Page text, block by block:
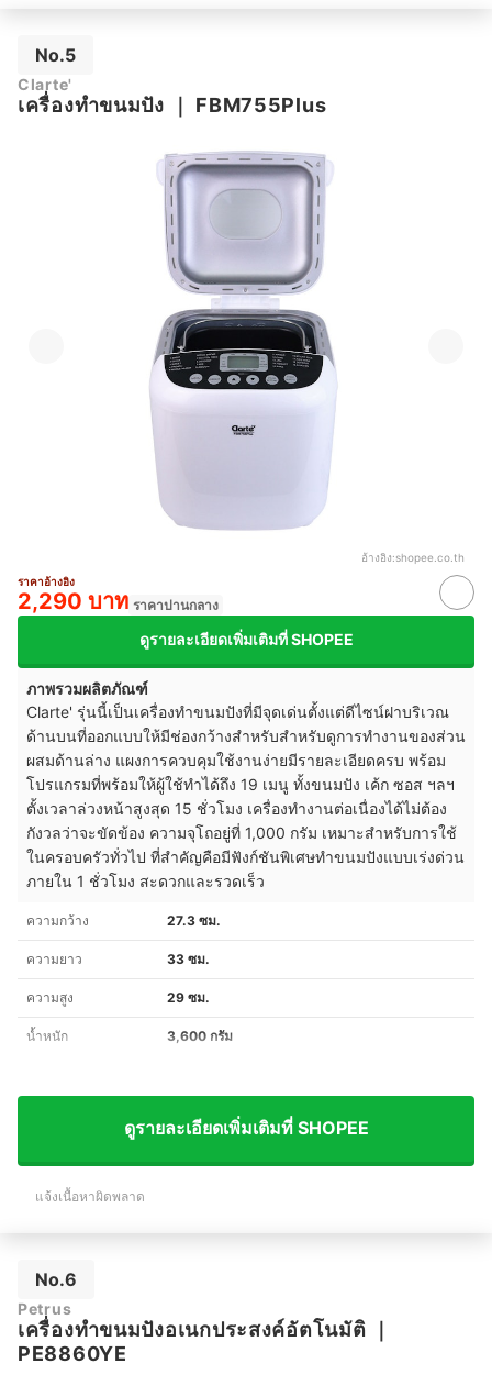
No.5
Clarte'
เครื่องทำขนมปัง FBM755Plus
อ้างอิง:shopee.co.th
ราคาอ้างอิง
2,290 บาท ราคาปานกลาง
ดูรายละเอียดเพิ่มเติมที่ SHOPEE
ภาพรวมผลิตภัณฑ์
Clarte' รุ่นนี้เป็นเครื่องทำขนมปังที่มีจุดเด่นตั้งแต่ดีไซน์ฝาบริเวณ
ด้านบนที่ออกแบบให้มีช่องกว้างสำหรับสำหรับดูการทำงานของส่วน
ผสมด้านล่าง แผงการควบคุมใช้งานง่ายมีรายละเอียดครบ พร้อม
โปรแกรมที่พร้อมให้ผู้ใช้ทำได้ถึง 19 เมนู ทั้งขนมปัง เค้ก ซอส ฯลฯ
ตั้งเวลาล่วงหน้าสูงสุด 15 ชั่วโมง เครื่องทำงานต่อเนื่องได้ไม่ต้อง
กังวลว่าจะขัดข้อง ความจุโถอยู่ที่ 1,000 กรัม เหมาะสำหรับการใช้
ในครอบครัวทั่วไป ที่สำคัญคือมีฟังก์ชันพิเศษทำขนมปังแบบเร่งด่วน
ภายใน 1 ชั่วโมง สะดวกและรวดเร็ว
ความกว้าง 27.3 ซม.
ความยาว 33 ซม.
ความสูง 29 ซม.
น้ำหนัก 3,600 กรัม
ดูรายละเอียดเพิ่มเติมที่ SHOPEE
แจ้งเนื้อหาผิดพลาด
No.6
Petrus
เครื่องทำขนมปังอเนกประสงค์อัตโนมัติ
PE8860YE